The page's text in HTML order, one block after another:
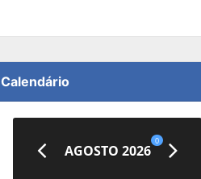
Calendário
AGOSTO 2026
0